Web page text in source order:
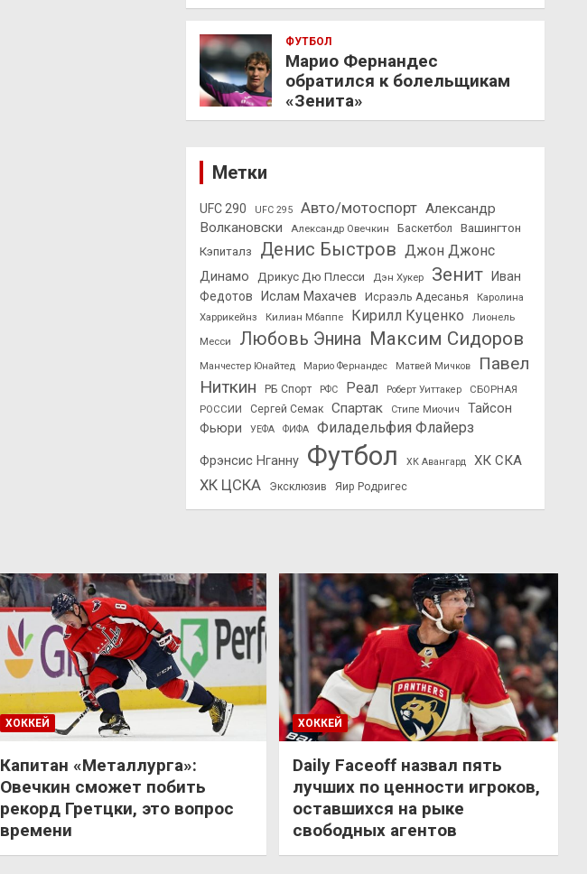
ФУТБОЛ
Марио Фернандес
обратился к болельщикам
«Зенита»
Метки
UFC 290 UFC 295 Авто/мотоспорт Александр
Волкановски
Александр Овечкин Баскетбол
Вашингтон
Кэпиталз
Денис Быстров Джон Джонс
Динамо Дрикус Дю Плесси Дэн Хукер Зенит
Иван
Федотов
Ислам Махачев Исраэль Адесанья
Каролина
Харрикейнз
Килиан Мбаппе Кирилл Куценко
Лионель
Месси
Любовь Энина Максим Сидоров
Манчестер Юнайтед Марио Фернандес Матвей Мичков
Павел
Ниткин
РБ Спорт РФС Реал Роберт Уиттакер
СБОРНАЯ
РОССИИ
Сергей Семак Спартак Стипе Миочич
Тайсон
Фьюри
УЕФА ФИФА Филадельфия Флайерз
Фрэнсис Нганну Футбол ХК Авангард ХК СКА
ХК ЦСКА Эксклюзив Яир Родригес
ХОККЕЙ
Капитан «Металлурга»:
Овечкин сможет побить
рекорд Гретцки, это вопрос
времени
ХОККЕЙ
Daily Faceoff назвал пять
лучших по ценности игроков,
оставшихся на рыке
свободных агентов